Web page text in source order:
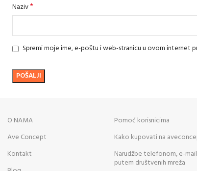
Naziv*
Spremi moje ime, e-poštu i web-stranicu u ovom internet
O NAMA
Ave Concept
Kontakt
Pomoć korisnicima
Kako kupovati na
Narudžbe telefonom, e-
putem društvenih mreža